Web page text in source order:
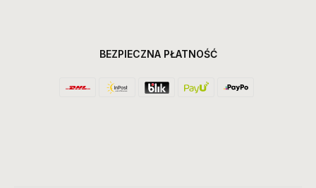
BEZPIECZNA PŁATNOŚĆ